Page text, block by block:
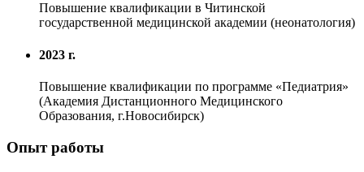
Повышение квалификации в Читинской
государственной медицинской академии (неонатология)
2023 г.
Повышение квалификации по программе «Педиатрия»
(Академия Дистанционного Медицинского
Образования, г.Новосибирск)
Опыт работы